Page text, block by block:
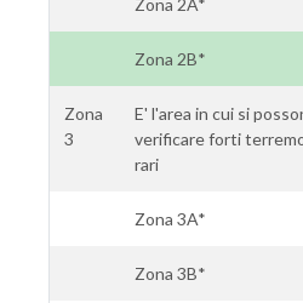
Zona 2A*
Zona 2B*
Zona
3
E' l'area in cui si
verificare forti
rari
Zona 3A*
Zona 3B*